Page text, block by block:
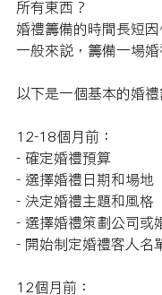
所有東西？
婚禮籌備的時間長短
一般來說，籌備一場
以下是一個基本的婚
12-18個月前：
- 確定婚禮預算
- 選擇婚禮日期和場地
- 決定婚禮主題和風格
- 選擇婚禮策劃公司或
- 開始制定婚禮客人名
12個月前：